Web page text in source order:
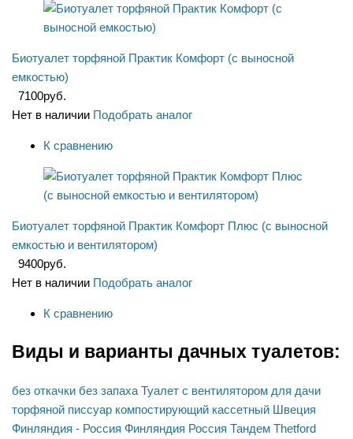
Биотуалет торфяной Практик Комфорт (с выносной
емкостью)
7100руб.
Нет в наличии Подобрать аналог
К сравнению
Биотуалет торфяной Практик Комфорт Плюс (с выносной
емкостью и вентилятором)
9400руб.
Нет в наличии Подобрать аналог
К сравнению
Виды и варианты дачных туалетов:
без откачки без запаха Туалет с вентилятором для дачи
торфяной писсуар компостирующий кассетный Швеция
Финляндия - Россия Финляндия Россия Тандем Thetford